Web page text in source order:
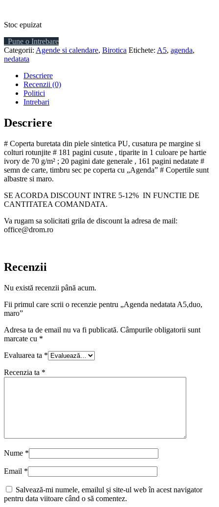
Stoc epuizat
Pune o Intrebare
Categorii: Agende si calendare, Birotica Etichete: A5, agenda,
nedatata
Descriere
Recenzii (0)
Politici
Intrebari
Descriere
# Coperta buretata din piele sintetica PU, cusatura pe margine si
colturi rotunjite # 181 pagini cusute , tiparite in 1 culoare pe hartie
ivory de 70 g/m² ; 20 pagini date generale , 161 pagini nedatate #
semn de carte, timbru sec pe coperta cu „Agenda” # Copertile sunt
albastre si maro.
SE ACORDA DISCOUNT INTRE 5-12% IN FUNCTIE DE
CANTITATEA COMANDATA.
Va rugam sa solicitati grila de discount la adresa de mail:
office@drom.ro
Recenzii
Nu există recenzii până acum.
Fii primul care scrii o recenzie pentru „Agenda nedatata A5,duo,
maro”
Adresa ta de email nu va fi publicată. Câmpurile obligatorii sunt
marcate cu *
Evaluarea ta *
Recenzia ta *
Nume *
Email *
Salvează-mi numele, emailul și site-ul web în acest navigator
pentru data viitoare când o să comentez.